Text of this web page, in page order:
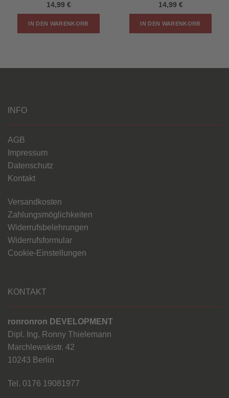
14,99 €
IN DEN WARENKORB
14,99 €
IN DEN WARENKORB
INFO
AGB
Impressum
Datenschutz
Kontakt
Versandkosten
Zahlungsmöglichkeiten
Widerrufsbelehrungen
Widerrufsformular
Cookie-Einstellungen
KONTAKT
ronronron DEVELOPMENT
Dipl. Ing. Ronny Thielemann
Marchlewskistr. 42
10243 Berlin
Tel. 0176 19081977